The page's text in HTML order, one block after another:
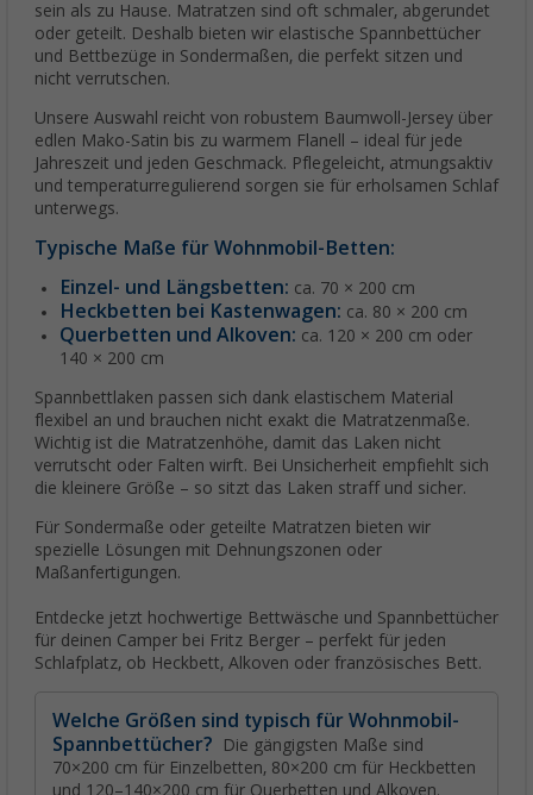
sein als zu Hause. Matratzen sind oft schmaler, abgerundet
oder geteilt. Deshalb bieten wir elastische Spannbettücher
und Bettbezüge in Sondermaßen, die perfekt sitzen und
nicht verrutschen.
Unsere Auswahl reicht von robustem Baumwoll-Jersey über
edlen Mako-Satin bis zu warmem Flanell – ideal für jede
Jahreszeit und jeden Geschmack. Pflegeleicht, atmungsaktiv
und temperaturregulierend sorgen sie für erholsamen Schlaf
unterwegs.
Typische Maße für Wohnmobil-Betten:
Einzel- und Längsbetten: ca. 70 × 200 cm
Heckbetten bei Kastenwagen: ca. 80 × 200 cm
Querbetten und Alkoven: ca. 120 × 200 cm oder
140 × 200 cm
Spannbettlaken passen sich dank elastischem Material
flexibel an und brauchen nicht exakt die Matratzenmaße.
Wichtig ist die Matratzenhöhe, damit das Laken nicht
verrutscht oder Falten wirft. Bei Unsicherheit empfiehlt sich
die kleinere Größe – so sitzt das Laken straff und sicher.
Für Sondermaße oder geteilte Matratzen bieten wir
spezielle Lösungen mit Dehnungszonen oder
Maßanfertigungen.
Entdecke jetzt hochwertige Bettwäsche und Spannbettücher
für deinen Camper bei Fritz Berger – perfekt für jeden
Schlafplatz, ob Heckbett, Alkoven oder französisches Bett.
Welche Größen sind typisch für Wohnmobil-
Spannbettücher?
Die gängigsten Maße sind
70×200 cm für Einzelbetten, 80×200 cm für Heckbetten
und 120–140×200 cm für Querbetten und Alkoven.